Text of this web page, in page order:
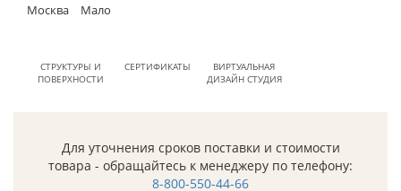
Москва
Мало
СТРУКТУРЫ И
ПОВЕРХНОСТИ
СЕРТИФИКАТЫ
ВИРТУАЛЬНАЯ
ДИЗАЙН СТУДИЯ
Для уточнения сроков поставки и стоимости
товара - обращайтесь к менеджеру по телефону:
8-800-550-44-66